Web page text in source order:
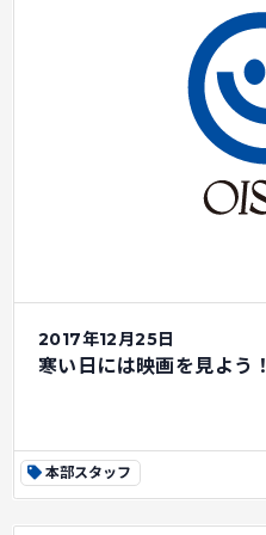
2017年12月25日
寒い日には映画を見よう！
本部スタッフ